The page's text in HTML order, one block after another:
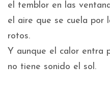
el temblor en las
el aire que se cuela por
rotos.
Y aunque el calor entra
no tiene sonido el sol.